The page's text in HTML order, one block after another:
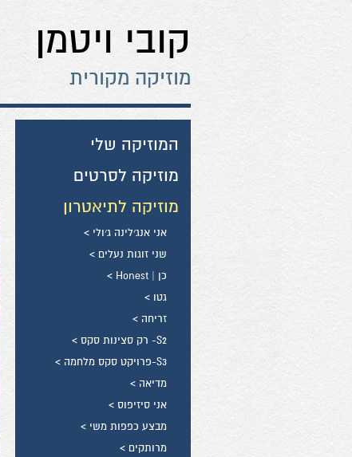
קובי ויטמן
מוזיקה מקורית
המוזיקה שלי
מוזיקה לסרטים
מוזיקה לתיאטרון
אני אנג׳לינה ג׳ולי >
שני זוגות נעלים >
כן | Honest >
גטו >
זריחה >
S2- רק סצינות סקס >
S3-פרויקט סקס מלחמה >
מדיאה >
אני סיזיפוס >
מבצע כפפות משי >
מרותקים >